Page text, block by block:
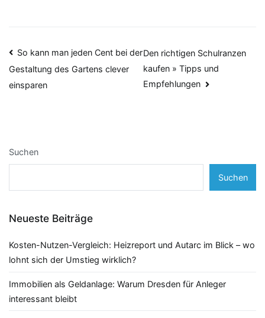
Beitragsnavigation
So kann man jeden Cent bei der
Gestaltung des Gartens clever
einsparen
Den richtigen Schulranzen
kaufen » Tipps und
Empfehlungen
Suchen
Suchen
Neueste Beiträge
Kosten-Nutzen-Vergleich: Heizreport und Autarc im Blick – wo
lohnt sich der Umstieg wirklich?
Immobilien als Geldanlage: Warum Dresden für Anleger
interessant bleibt